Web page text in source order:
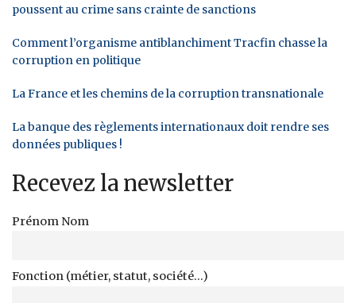
poussent au crime sans crainte de sanctions
Comment l’organisme antiblanchiment Tracfin chasse la
corruption en politique
La France et les chemins de la corruption transnationale
La banque des règlements internationaux doit rendre ses
données publiques !
Recevez la newsletter
Prénom Nom
Fonction (métier, statut, société...)